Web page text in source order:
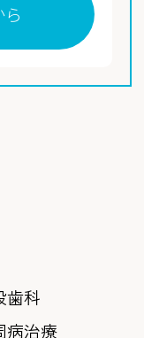
歯科
病治療